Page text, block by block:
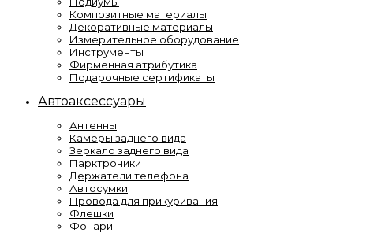
Композитные материалы
Декоративные материалы
Измерительное оборудование
Инструменты
Фирменная атрибутика
Подарочные сертификаты
Автоаксессуары
Антенны
Камеры заднего вида
Зеркало заднего вида
Парктроники
Держатели телефона
Автосумки
Провода для прикуривания
Флешки
Фонари